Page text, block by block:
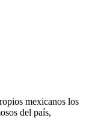
mexicanos los
del país,